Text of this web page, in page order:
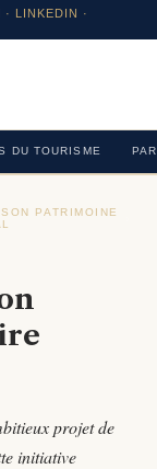
· LINKEDIN ·
DU TOURISME
PATRIMOINE
projet de
initiative